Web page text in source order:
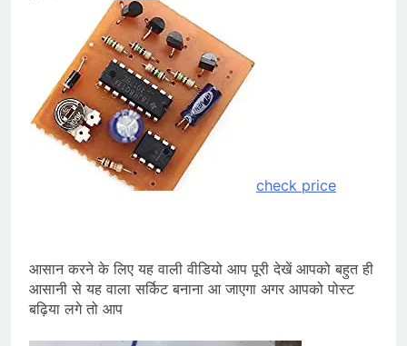
check price
आसान करने के लिए यह वाली वीडियो आप पूरी देखें आपको बहुत ही
आसानी से यह वाला सर्किट बनाना आ जाएगा अगर आपको पोस्ट
बढ़िया लगे तो आप